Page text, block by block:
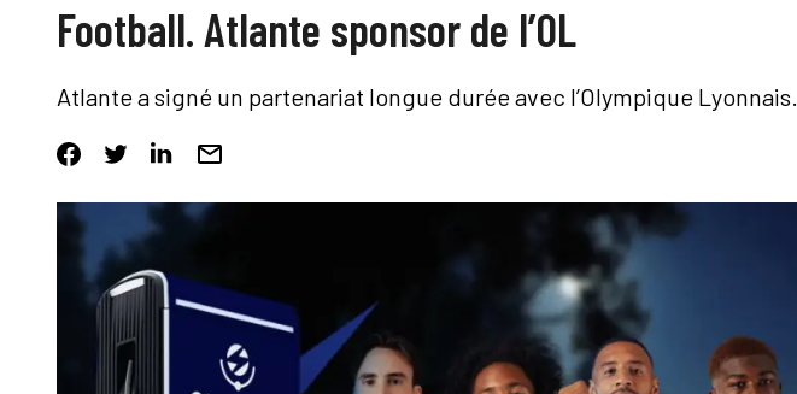
Football. Atlante sponsor de l’OL
Atlante a signé un partenariat longue durée avec l’Olympique Lyonnais.